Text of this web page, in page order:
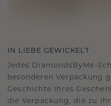
IN LIEBE GEWICKELT
Jedes DiamondsByMe-
besonderen Verpackung
Geschichte Ihres
die Verpackung, die zu